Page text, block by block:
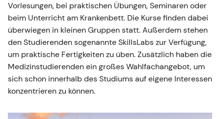
Vorlesungen, bei praktischen Übungen, Seminaren oder
beim Unterricht am Krankenbett. Die Kurse finden dabei
überwiegen in kleinen Gruppen statt. Außerdem stehen
den Studierenden sogenannte SkillsLabs zur Verfügung,
um praktische Fertigkeiten zu üben. Zusätzlich haben die
Medizinstudierenden ein großes Wahlfachangebot, um
sich schon innerhalb des Studiums auf eigene Interessen
konzentrieren zu können.